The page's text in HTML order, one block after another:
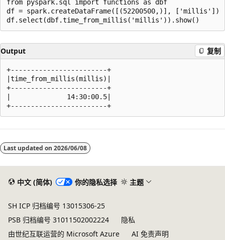
from pyspark.sql import functions as dbf
df = spark.createDataFrame([(52200500,)], ['millis'])
Output 复制
+------------------------+
|time_from_millis(millis)|
+------------------------+
|              14:30:00.5|
Last updated on 2026/06/08
中文 (简体) 你的隐私选择 主题
SH ICP 归档编号 13015306-25
PSB 归档编号 31011502002224
隐私
由世纪互联运营的 Microsoft Azure
AI 免责声明